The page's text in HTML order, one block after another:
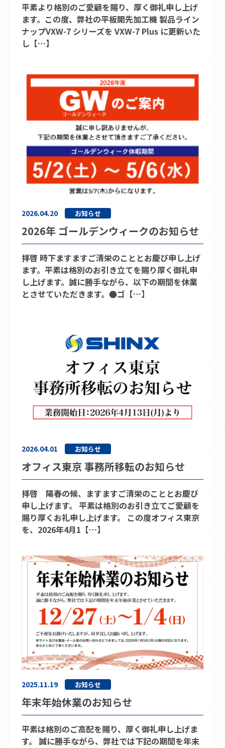
平素より格別のご愛顧を賜り、厚く御礼申し上げ
ます。この度、弊社の平板開先加工機 製品ライン
ナップVXW-7 シリーズを VXW-7 Plus に更新いた
し【…】
2026.04.20 お知らせ
2026年 ゴールデンウィークのお知らせ
拝啓 時下ますますご清栄のこととお慶び申し上げ
ます。平素は格別のお引き立てを賜り厚く御礼申
し上げます。誠に勝手ながら、以下の期間を休業
とさせていただきます。●ゴ【…】
2026.04.01 お知らせ
オフィス東京 事務所移転のお知らせ
拝啓 陽春の候、ますますご清栄のこととお慶び
申し上げます。 平素は格別のお引き立てご愛顧を
賜り厚くお礼申し上げます。 この度オフィス東京
を、2026年4月1【…】
2025.11.19 お知らせ
年末年始休業のお知らせ
平素は格別のご高配を賜り、厚く御礼申し上げま
す。 誠に勝手ながら、弊社では下記の期間を年末